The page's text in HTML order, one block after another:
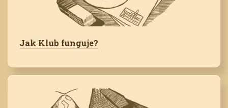
Jak Klub funguje?